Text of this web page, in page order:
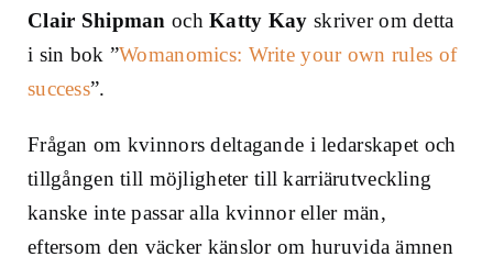
Clair Shipman ochKatty Kay skriver om detta
i sin bok ”Womanomics: Write your own rules of
success”.
Frågan om kvinnors deltagande i ledarskapet och
tillgången till möjligheter till karriärutveckling
kanske inte passar alla kvinnor eller män,
eftersom den väcker känslor om huruvida ämnen